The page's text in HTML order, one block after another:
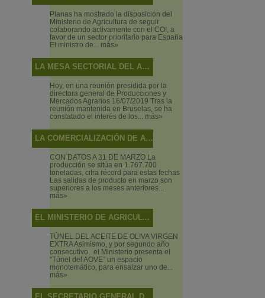
Planas ha mostrado la disposición del
Ministerio de Agricultura de seguir
colaborando activamente con el COI, a
favor de un sector prioritario para España
El ministro de... más»
LA MESA SECTORIAL DEL ACEITE DE OLIVA Y LA ACEITUNA DE MESA ANALIZA LA SITUACIÓN DEL SECTOR Y LAS ACTUACIONES DEL MINISTERIO EN RELACIÓN CON LOS MECANISMOS DE AUTORREGULACIÓN
Hoy, en una reunión presidida por la
directora general de Producciones y
Mercados Agrarios 16/07/2019 Tras la
reunión mantenida en Bruselas, se ha
constatado el interés de los... más»
LA COMERCIALIZACIÓN DE ACEITE DE OLIVA ALCANZA NIVELES MÁXIMOS EN EL ECUADOR DE LA CAMPAÑA
CON DATOS A 31 DE MARZO La
producción se sitúa en 1.767.700
toneladas, cifra récord para estas fechas
Las salidas de producto en marzo son
superiores a los meses anteriores...
más»
EL MINISTERIO DE AGRICULTURA, PESCA Y ALIMENTACIÓN PROMOCIONA BAJO EL CONCEPTO “ALIMENTOS DE ESPAÑA” LOS VINOS, ACEITES Y PRODUCTOS PESQUEROS EN EL SALÓN DE GOURMETS 2019
TÚNEL DEL ACEITE DE OLIVA VIRGEN
EXTRA Asimismo, y por segundo año
consecutivo, el Ministerio presenta el
“Túnel del AOVE” un espacio
monotemático, para ensalzar uno de...
más»